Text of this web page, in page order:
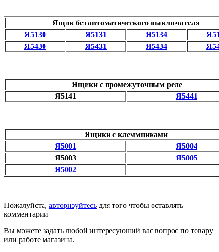
Ящик без автоматического выключателя
Я5130
Я5131 Я5134
Я5430
Я5431 Я5434
Ящики с промежуточным реле
Я5141
Я5441
Ящики с клеммниками
Я5001
Я5004
Я5003
Я5005
Я5002
Пожалуйста, авторизуйтесь для того чтобы оставлять
комментарии
Вы можете задать любой интересующий вас вопрос по товару
или работе магазина.